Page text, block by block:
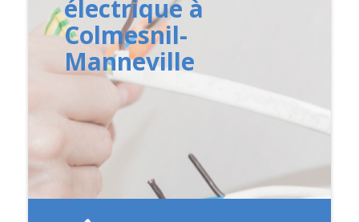
électrique à
Colmesnil-
Manneville